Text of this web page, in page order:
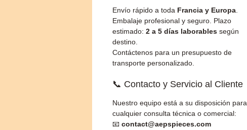
Envío rápido a toda Francia y Europa
Embalaje profesional y seguro. Plazo
estimado: 2 a 5 días laborables según
destino.
Contáctenos para un presupuesto de
transporte personalizado.
📞 Contacto y Servicio al Cliente
Nuestro equipo está a su disposición para
cualquier consulta técnica o comercial:
📧 contact@aepspieces.com